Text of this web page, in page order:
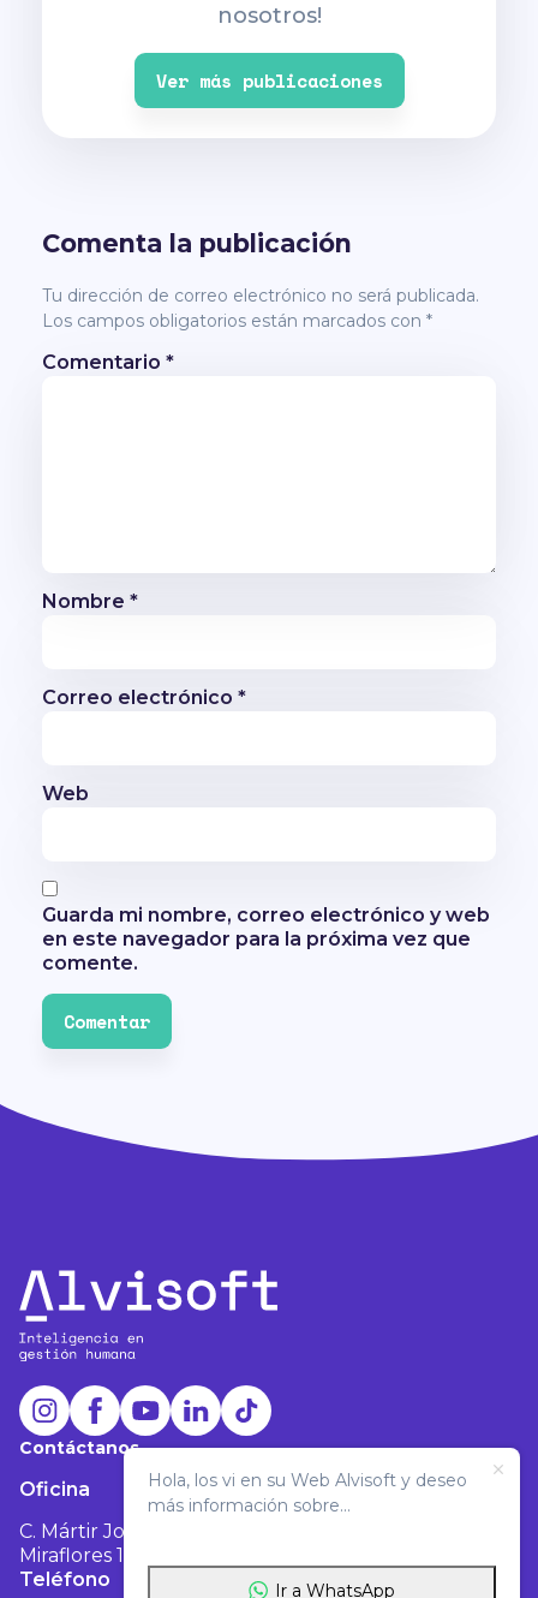
nosotros!
Ver más publicaciones
Comenta la publicación
Tu dirección de correo electrónico no será publicada.
Los campos obligatorios están marcados con *
Comentario *
Nombre *
Correo electrónico *
Web
Guarda mi nombre, correo electrónico y web
en este navegador para la próxima vez que
comente.
Contáctanos
Oficina
C. Mártir José Olaya 129, Oficina 1803 -
Miraflores 15074
Teléfono
Hola, los vi en su Web Alvisoft y deseo
más información sobre...
Ir a WhatsApp